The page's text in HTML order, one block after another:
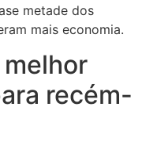
metade dos
mais economia.
recém-